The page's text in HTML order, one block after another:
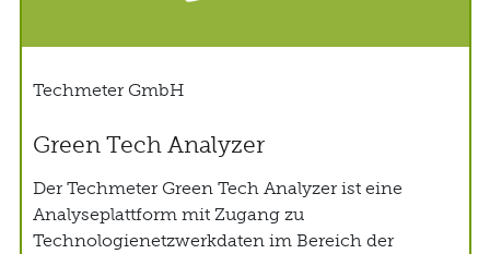
Techmeter GmbH
Green Tech Analyzer
Der Techmeter Green Tech Analyzer ist eine
Analyseplattform mit Zugang zu
Technologienetzwerkdaten im Bereich der